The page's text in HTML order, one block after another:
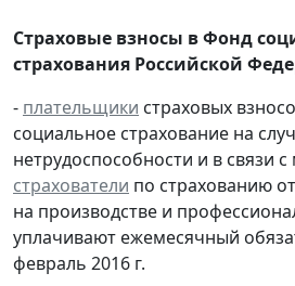
Страховые взносы в Фонд
страхования Российской
- плательщики страховых
социальное страхование на
нетрудоспособности и в связи
страхователи по страхованию
на производстве и
уплачивают ежемесячный
февраль 2016 г.